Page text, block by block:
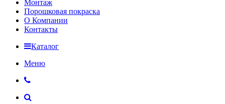
Монтаж
Порошковая покраска
О Компании
Контакты
Каталог
Меню